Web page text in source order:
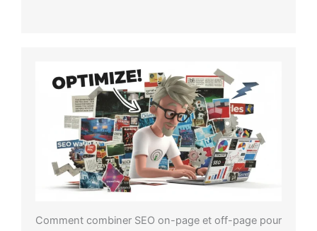
Comment combiner SEO on-page et off-page pour